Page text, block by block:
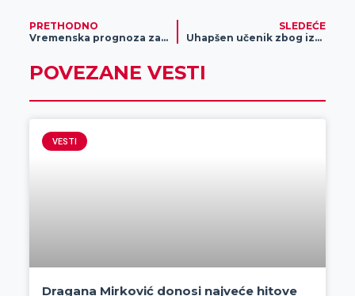
PRETHODNO
Vremenska prognoza za 8. maj
SLEDEĆE
Uhapšen učenik zbog izazivanja panike
POVEZANE VESTI
VESTI
Dragana Mirković donosi najveće hitove